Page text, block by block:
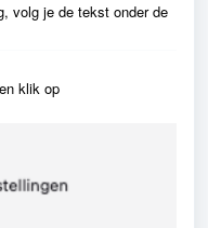
volg je de tekst onder de
klik op